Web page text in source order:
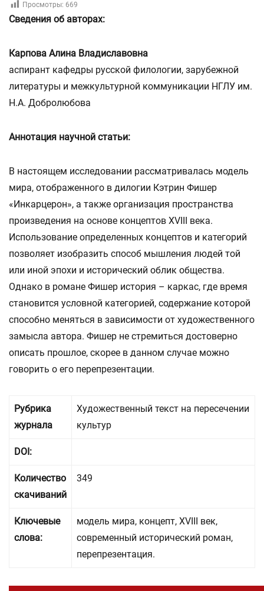
Просмотры: 669
Сведения об авторах:
Карпова Алина Владиславовна
аспирант кафедры русской филологии, зарубежной
литературы и межкультурной коммуникации НГЛУ им.
Н.А. Добролюбова
Аннотация научной статьи:
В настоящем исследовании рассматривалась модель
мира, отображенного в дилогии Кэтрин Фишер
«Инкарцерон», а также организация пространства
произведения на основе концептов XVIII века.
Использование определенных концептов и категорий
позволяет изобразить способ мышления людей той
или иной эпохи и исторический облик общества.
Однако в романе Фишер история – каркас, где время
становится условной категорией, содержание которой
способно меняться в зависимости от художественного
замысла автора. Фишер не стремиться достоверно
описать прошлое, скорее в данном случае можно
говорить о его перепрезентации.
Рубрика
журнала
Художественный текст на пересечении
культур
DOI:
Количество
скачиваний
349
Ключевые
слова:
модель мира, концепт, XVIII век,
современный исторический роман,
перепрезентация.